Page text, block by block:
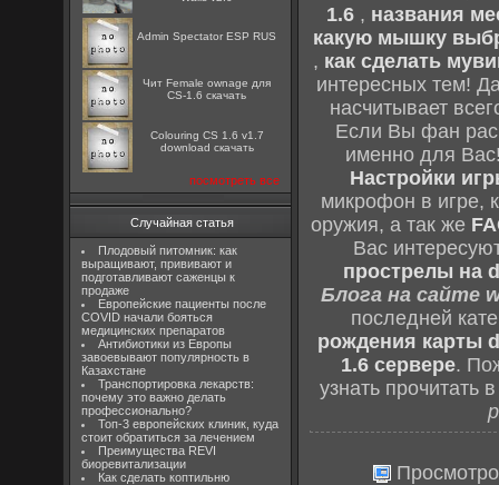
Admin Spectator ESP RUS
Чит Female ownage для
CS-1.6 скачать
Colouring CS 1.6 v1.7
download скачать
посмотреть все
Случайная статья
Плодовый питомник: как
выращивают, прививают и
подготавливают саженцы к
продаже
Европейские пациенты после
COVID начали бояться
медицинских препаратов
Антибиотики из Европы
завоевывают популярность в
Казахстане
Транспортировка лекарств:
почему это важно делать
профессионально?
Топ-3 европейских клиник, куда
стоит обратиться за лечением
Преимущества REVI
биоревитализации
Как сделать коптильню
1.6, названия
какую мышку
, как сделать
интересных тем!
насчитывает
Если Вы фан
именно для
Настройки
микрофон в игре,
оружия, а так же
Вас
прострелы на
Блога на сайте
последней
рождения карты
1.6 сервере.
узнать прочитать